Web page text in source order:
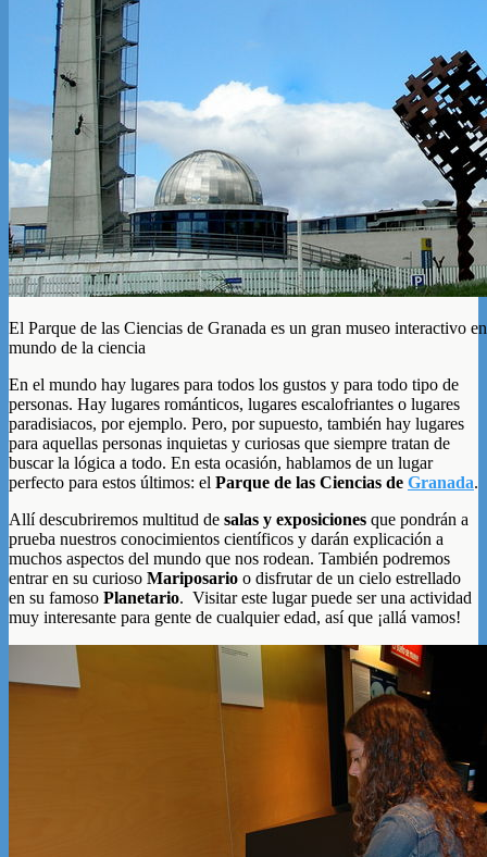
El Parque de las Ciencias de Granada es un gran museo interactivo
mundo de la ciencia
En el mundo hay lugares para todos los gustos y para todo tipo de
personas. Hay lugares románticos, lugares escalofriantes o lugares
paradisiacos, por ejemplo. Pero, por supuesto, también hay lugares
para aquellas personas inquietas y curiosas que siempre tratan de
buscar la lógica a todo. En esta ocasión, hablamos de un lugar
perfecto para estos últimos: el Parque de las Ciencias de Granada.
Allí descubriremos multitud de salas y exposiciones que pondrán a
prueba nuestros conocimientos científicos y darán explicación a
muchos aspectos del mundo que nos rodean. También podremos
entrar en su curioso Mariposario o disfrutar de un cielo estrellado
en su famoso Planetario. Visitar este lugar puede ser una actividad
muy interesante para gente de cualquier edad, así que ¡allá vamos!